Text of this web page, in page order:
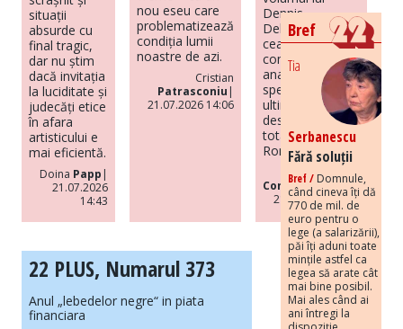
situații
absurde cu
final tragic,
dar nu știm
dacă invitația
la luciditate și
judecăți etice
în afara
artisticului e
mai eficientă.
Doina Papp |
21.07.2026
14:43
nou eseu care
problematizează
condiția lumii
noastre de azi.
Cristian
Patrasconiu |
21.07.2026 14:06
Dennis
Deletant, este
cea mai
completă
analiză de
specialitate din
ultimii ani
despre regimul
totalitar din
România.
Codrut
Constantinescu|
21.07.2026 14:37
22 PLUS, Numarul 373
Anul „lebedelor negre“ in piata
financiara
Bref
Tia
Serbanescu
Fără soluții
Bref / Domnule,
când cineva îți dă
770 de mil. de
euro pentru o
lege (a salarizării),
păi îți aduni toate
mințile astfel ca
legea să arate cât
mai bine posibil.
Mai ales când ai
ani întregi la